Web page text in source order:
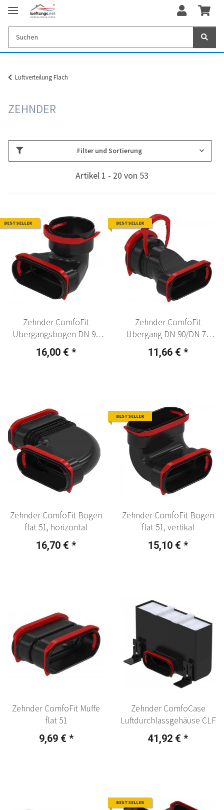
Luftverteilung Flach
ZEHNDER
Filter und Sortierung
Artikel 1 - 20 von 53
BESTSELLER
Zehnder ComfoFit
Übergangsbogen DN 90
auf flat 51, 90°
16,00 € *
BESTSELLER
Zehnder ComfoFit
Übergang DN 90/DN 75
auf flat 51
11,66 € *
Zehnder ComfoFit Bogen
flat 51, horizontal
16,70 € *
BESTSELLER
Zehnder ComfoFit Bogen
flat 51, vertikal
15,10 € *
Zehnder ComfoFit Muffe
flat 51
9,69 € *
Zehnder ComfoCase
Luftdurchlassgehäuse CLF
41,92 € *
BESTSELLER